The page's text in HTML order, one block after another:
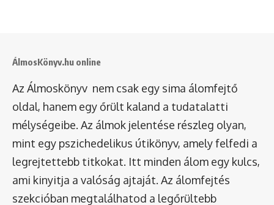
ÁlmosKönyv.hu online
Az Álmoskönyv nem csak egy sima álomfejtő
oldal, hanem egy őrült kaland a tudatalatti
mélységeibe. Az álmok jelentése részleg olyan,
mint egy pszichedelikus útikönyv, amely felfedi a
legrejtettebb titkokat. Itt minden álom egy kulcs,
ami kinyitja a valóság ajtaját. Az álomfejtés
szekcióban megtalálhatod a legőrültebb